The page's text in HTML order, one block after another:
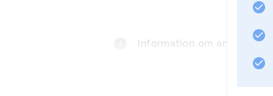
Information om artikeln